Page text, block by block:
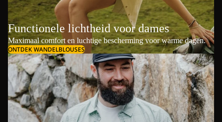
Functionele lichtheid voor dames
Maximaal comfort en luchtige bescherming voor warme dagen.
ONTDEK WANDELBLOUSES